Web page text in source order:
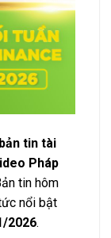
bản tin tài
Pháp
tin hôm
nổi bật
2026.